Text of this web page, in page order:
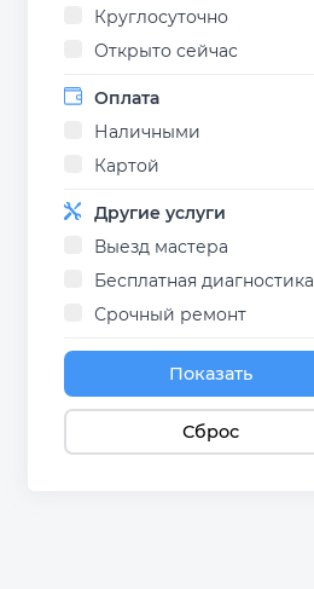
Круглосуточно
Открыто сейчас
Оплата
Наличными
Картой
Другие услуги
Выезд мастера
Бесплатная диагностика
Срочный ремонт
Показать
Сброс